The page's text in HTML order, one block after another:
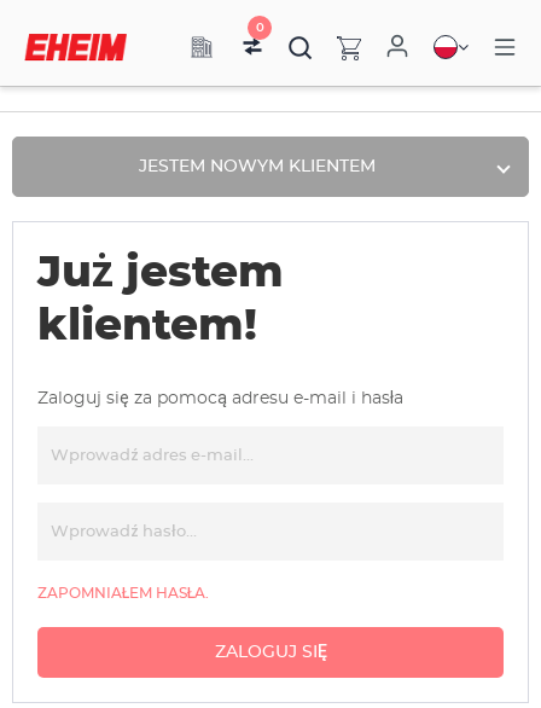
0
Już jestem
klientem!
Zaloguj się za pomocą adresu e-mail i hasła
ZAPOMNIAŁEM HASŁA.
ZALOGUJ SIĘ
JESTEM NOWYM KLIENTEM